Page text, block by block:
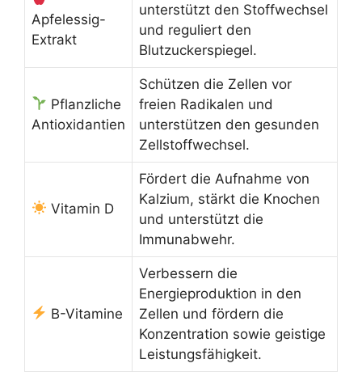
Apfelessig-
Extrakt
unterstützt den Stoffwechsel
und reguliert den
Blutzuckerspiegel.
Pflanzliche
Antioxidantien
Schützen die Zellen vor
freien Radikalen und
unterstützen den gesunden
Zellstoffwechsel.
Vitamin D
Fördert die Aufnahme von
Kalzium, stärkt die Knochen
und unterstützt die
Immunabwehr.
B-Vitamine
Verbessern die
Energieproduktion in den
Zellen und fördern die
Konzentration sowie geistige
Leistungsfähigkeit.